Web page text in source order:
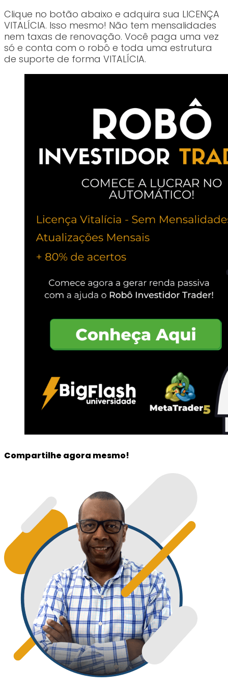
Clique no botão abaixo e adquira sua LICENÇA
VITALÍCIA. Isso mesmo! Não tem mensalidades
nem taxas de renovação. Você paga uma vez
só e conta com o robô e toda uma estrutura
de suporte de forma VITALÍCIA.
Compartilhe agora mesmo!